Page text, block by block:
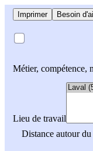
Imprimer Besoin
Métier, compétence,
Lieu de travail
Distance autour